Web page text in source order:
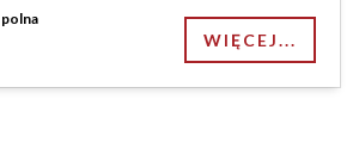
polna
WIĘCEJ...